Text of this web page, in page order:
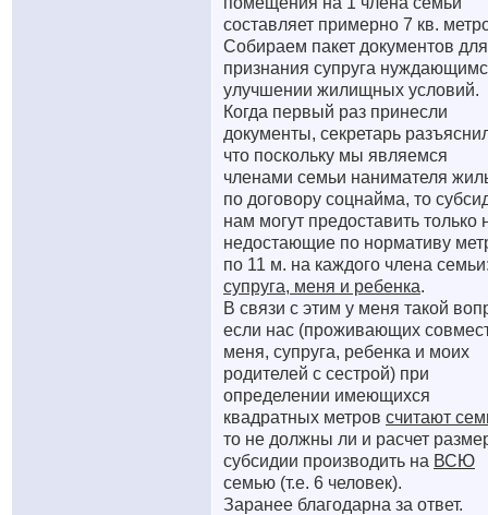
составляет примерно 7 кв.
Собираем пакет документов для
признания супруга
улучшении жилищных условий.
Когда первый раз принесли
документы, секретарь
что поскольку мы являемся
членами семьи нанимателя
по договору соцнайма, то
нам могут предоставить только
недостающие по нормативу
по 11 м. на каждого члена
супруга, меня и ребенка.
В связи с этим у меня такой
если нас (проживающих
меня, супруга, ребенка и моих
родителей с сестрой) при
определении имеющихся
квадратных метров считают
то не должны ли и расчет
субсидии производить на ВСЮ
семью (т.е. 6 человек).
Заранее благодарна за ответ.